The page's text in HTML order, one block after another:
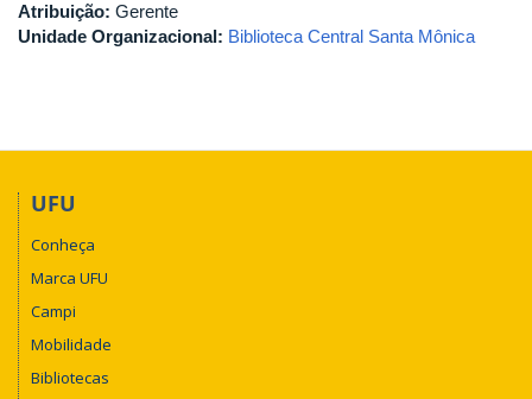
Atribuição: Gerente
Unidade Organizacional: Biblioteca Central Santa Mônica
UFU
Conheça
Marca UFU
Campi
Mobilidade
Bibliotecas